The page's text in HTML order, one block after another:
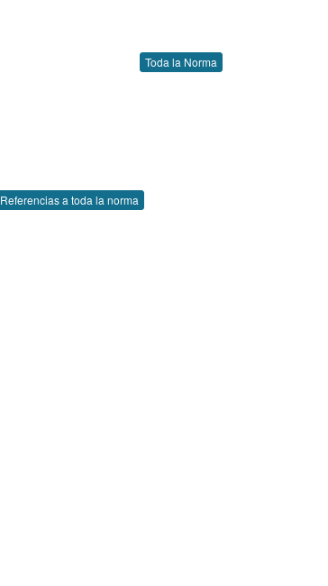
Toda la Norma
Referencias a toda la norma